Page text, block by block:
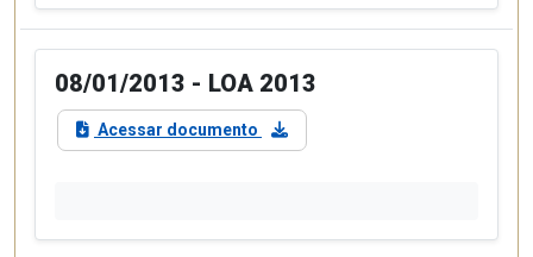
08/01/2013 - LOA 2013
Acessar documento